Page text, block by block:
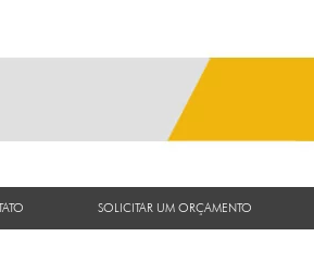
SOLICITAR UM ORÇAMENTO